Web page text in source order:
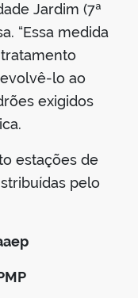
Jardim (7ª
“Essa medida
lo ao
exigidos
estações de
pelo